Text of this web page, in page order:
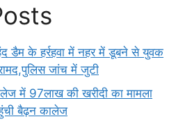
डैम के हर्रहवा में नहर में डूबने से युवक
जांच में जुटी
में 97लाख की खरीदी का मामला
बैढ़न कालेज